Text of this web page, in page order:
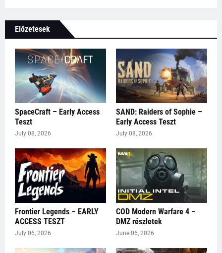
Előzetesek
SpaceCraft – Early Access
Teszt
July 08, 2026
SAND: Raiders of Sophie –
Early Access Teszt
July 08, 2026
Frontier Legends – EARLY
ACCESS TESZT
July 06, 2026
COD Modern Warfare 4 –
DMZ részletek
June 06, 2026